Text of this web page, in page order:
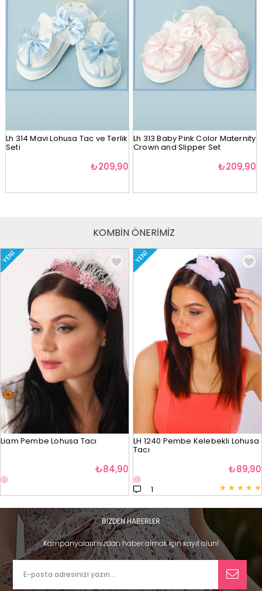
Lh 314 Mavi Lohusa Tac ve Terlik
Seti
₺209,90
Lh 313 Baby Pink Color Maternity
Crown and Slipper Set
₺209,90
KOMBİN ÖNERİMİZ
YENI
Liam Pembe Lohusa Tacı
₺84,90
YENI
LH 1240 Pembe Kelebekli Lohusa
Tacı
★ ★ ★ ★ ★
1
₺89,90
BİZDEN HABERLER
Kampanyalarımızdan haber almak için kayıt olun!